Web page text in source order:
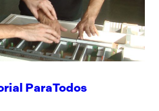
ParaTodos